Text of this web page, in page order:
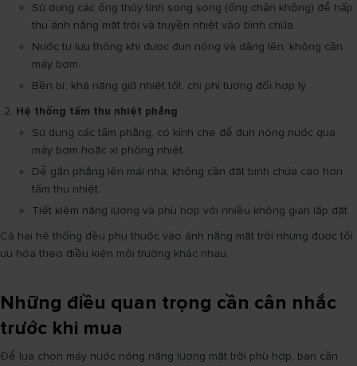
Sử dụng các ống thủy tinh song song (ống chân không) để hấp
thu ánh nắng mặt trời và truyền nhiệt vào bình chứa.
Nước tự lưu thông khi được đun nóng và dâng lên, không cần
máy bơm.
Bền bỉ, khả năng giữ nhiệt tốt, chi phí tương đối hợp lý.
Hệ thống tấm thu nhiệt phẳng
Sử dụng các tấm phẳng, có kính che để đun nóng nước qua
máy bơm hoặc xi phông nhiệt.
Dễ gắn phẳng lên mái nhà, không cần đặt bình chứa cao hơn
tấm thu nhiệt.
Tiết kiệm năng lượng và phù hợp với nhiều không gian lắp đặt.
Cả hai hệ thống đều phụ thuộc vào ánh nắng mặt trời nhưng được tối
ưu hóa theo điều kiện môi trường khác nhau.
Những điều quan trọng cần cân nhắc
trước khi mua
Để lựa chọn máy nước nóng năng lượng mặt trời phù hợp, bạn cần